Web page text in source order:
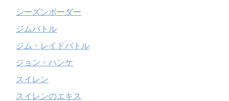
シーズンボーダー
ジムバトル
ジム・レイドバトル
ジョン・ハンケ
スイレン
スイレンのエキス